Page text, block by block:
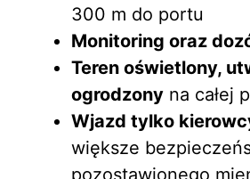
300 m do portu
Monitoring oraz
Teren oświetlony,
ogrodzony na całej
Wjazd tylko
większe